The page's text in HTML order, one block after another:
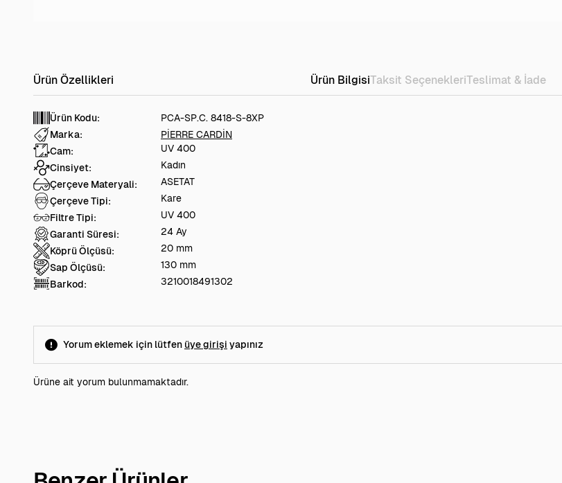
Ürün Kodu:
PCA-SP.C. 8418-S-8XP
Marka:
PİERRE CARDİN
Cam:
UV 400
Cinsiyet:
Kadın
Çerçeve Materyali:
ASETAT
Çerçeve Tipi:
Kare
Filtre Tipi:
UV 400
Garanti Süresi:
24 Ay
Köprü Ölçüsü:
20 mm
Sap Ölçüsü:
130 mm
Barkod:
3210018491302
Ürün BilgisiTaksit SeçenekleriTeslimat & İade
Yorum eklemek için lütfen üye girişi yapınız
Ürüne ait yorum bulunmamaktadır.